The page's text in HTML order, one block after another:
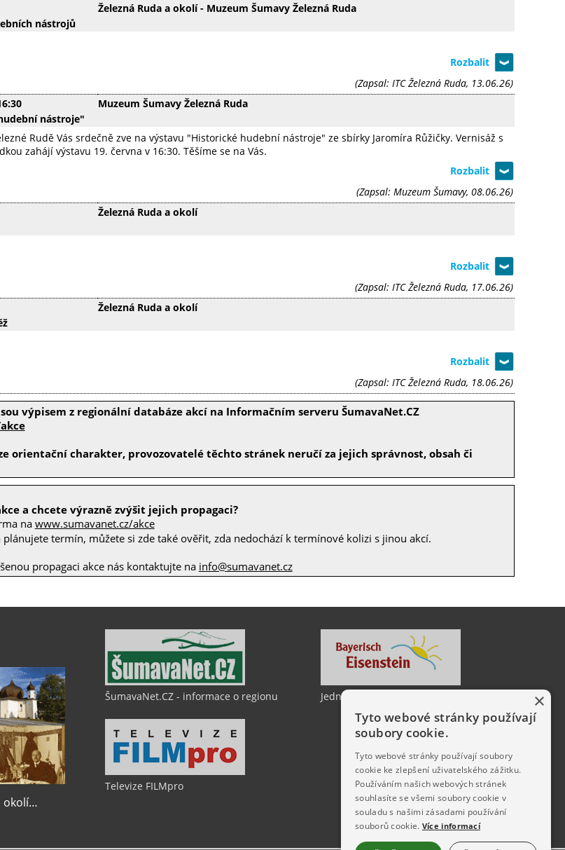
Železná Ruda a okolí - Muzeum Šumavy Železná Ruda
nástrojů
(Zapsal: ITC Železná Ruda, 13.06.26)
Muzeum Šumavy Železná Ruda
nástroje"
Rudě Vás srdečně zve na výstavu "Historické hudební nástroje" ze sbírky Jaromíra Růžičky. Vernisáž s
zahájí výstavu 19. června v 16:30. Těšíme se na Vás.
(Zapsal: Muzeum Šumavy, 08.06.26)
Železná Ruda a okolí
(Zapsal: ITC Železná Ruda, 17.06.26)
Železná Ruda a okolí
(Zapsal: ITC Železná Ruda, 18.06.26)
výpisem z regionální databáze akcí na Informačním serveru ŠumavaNet.CZ
orientační charakter, provozovatelé těchto stránek neručí za jejich správnost, obsah či
a chcete výrazně zvýšit jejich propagaci?
na www.sumavanet.cz/akce
plánujete termín, můžete si zde také ověřit, zda nedochází k termínové kolizi s jinou akcí.
propagaci akce nás kontaktujte na info@sumavanet.cz
okolí…
ŠumavaNet.CZ - informace o regionu
Televize FILMpro
Jedno město, dvě země ×
Tyto webové stránky používají
soubory cookie.
Tyto webové stránky používají soubory
cookie ke zlepšení uživatelského zážitku.
Používáním našich webových stránek
souhlasíte se všemi soubory cookie v
souladu s našimi zásadami používání
souborů cookie. Více informací